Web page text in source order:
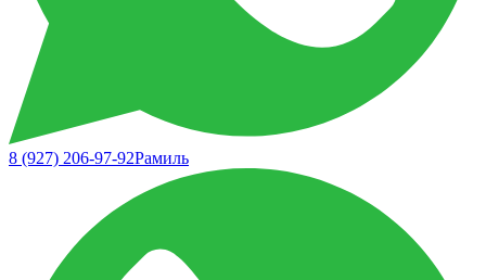
8 (927) 206-97-92Рамиль